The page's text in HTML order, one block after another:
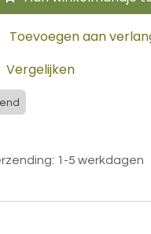
Toevoegen aan
Vergelijken
1-5 werkdagen